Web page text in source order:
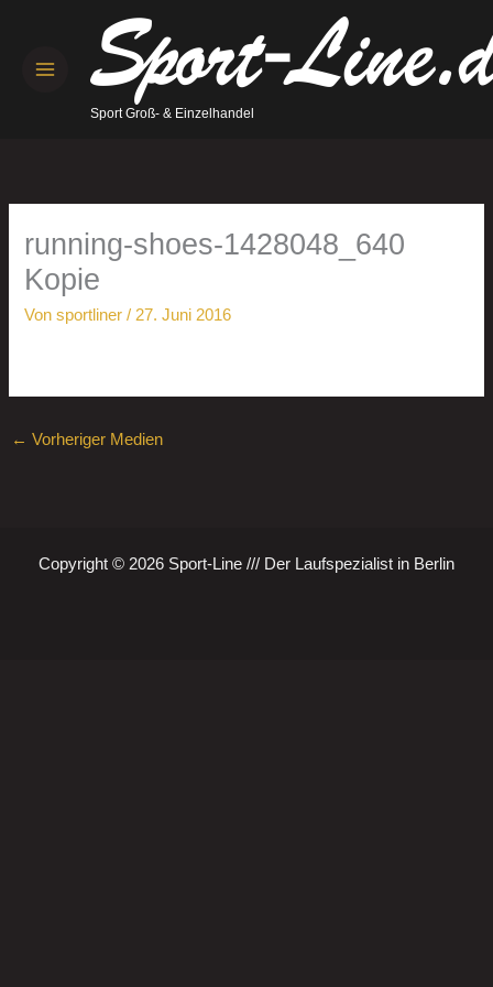
springen
Sport Groß- & Einzelhandel
running-shoes-1428048_640
Kopie
Vonsportliner/ 27. Juni 2016
← Vorheriger Medien
Copyright © 2026 Sport-Line /// Der Laufspezialist in Berlin